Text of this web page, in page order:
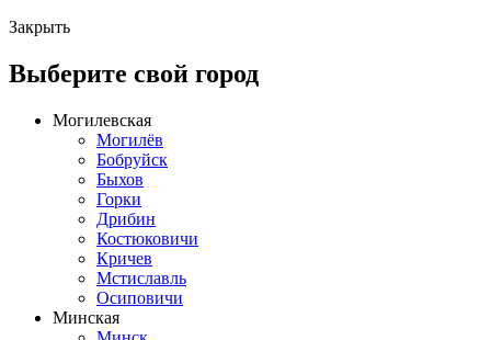
Закрыть
Выберите свой город
Могилевская
Могилёв
Бобруйск
Быхов
Горки
Дрибин
Костюковичи
Кричев
Мстиславль
Осиповичи
Минская